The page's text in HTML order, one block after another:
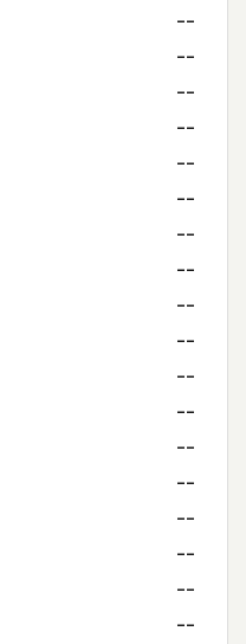
--
--
--
--
--
--
--
--
--
--
--
--
--
--
--
--
--
--